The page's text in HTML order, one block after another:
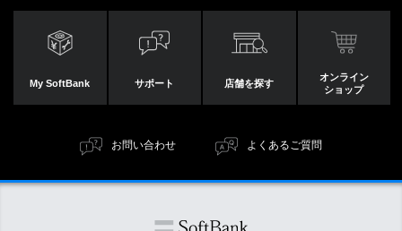
My SoftBank サポート 店舗を探す
オンライン
ショップ
お問い合わせ よくあるご質問